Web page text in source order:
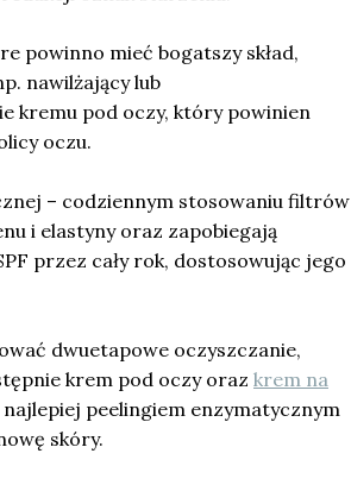
powinno mieć bogatszy skład,
nawilżający lub
kremu pod oczy, który powinien
oczu.
– codziennym stosowaniu filtrów
i elastyny oraz zapobiegają
przez cały rok, dostosowując jego
dwuetapowe oczyszczanie,
krem pod oczy oraz krem na
peelingiem enzymatycznym
skóry.